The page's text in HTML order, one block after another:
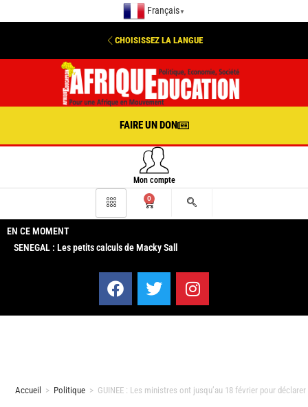
Français ▼
CHOISISSEZ LA LANGUE
FAIRE UN DON
Mon compte
0
EN CE MOMENT
SENEGAL : Les petits calculs de Macky Sall
Accueil > Politique > GUINEE : Les ministres ont jusqu’au 18 février pour